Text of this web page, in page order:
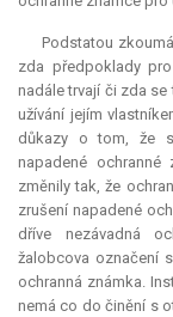
Podstatou
zda předpoklady
nadále trvají či zda
užívání jejím
důkazy o tom, že
napadené
změnily tak, že
zrušení napadené
dříve nezávadná
žalobcova označení
ochranná známka.
nemá co do činění s